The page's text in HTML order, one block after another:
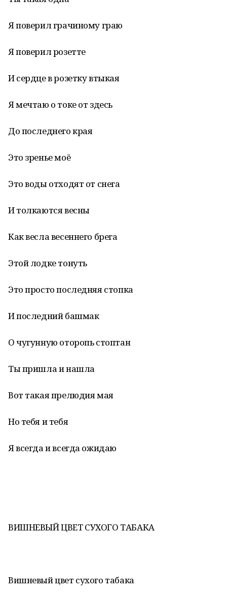
Я поверил грачиному граю
Я поверил розетте
И сердце в розетку втыкая
Я мечтаю о токе от здесь
До последнего края
Это зренье моё
Это воды отходят от снега
И толкаются весны
Как весла весеннего брега
Этой лодке тонуть
Это просто последняя стопка
И последний башмак
О чугунную оторопь стоптан
Ты пришла и нашла
Вот такая прелюдия мая
Но тебя и тебя
Я всегда и всегда ожидаю
ВИШНЕВЫЙ ЦВЕТ СУХОГО ТАБАКА
Вишневый цвет сухого табака